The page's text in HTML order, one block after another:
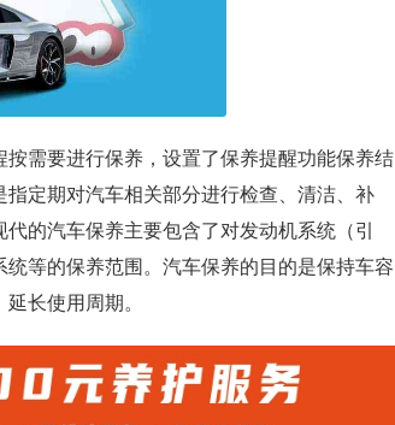
需要进行保养，设置了保养提醒功能保养结
定期对汽车相关部分进行检查、清洁、补
的汽车保养主要包含了对发动机系统（引
等的保养范围。汽车保养的目的是保持车容
长使用周期。